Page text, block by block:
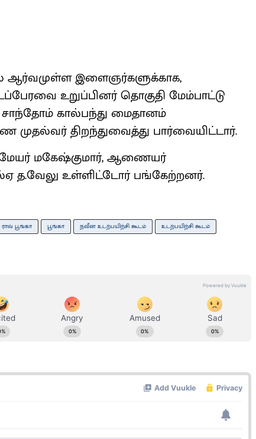
ஆர்வமுள்ள இளைஞர்களுக்காக,
உறுப்பினர் தொகுதி மேம்பாட்டு
சாந்தோம் கால்பந்து மைதானம்
திறந்துவைத்து பார்வையிட்டார்.
மேயர் மகேஷ்குமார், ஆணையர்
த.வேலு உள்ளிட்டோர் பங்கேற்றனர்.
பூங்​கா பூங்​கா நவீன உடற்​ப​யிற்சி கூடம் உடற்​ப​யிற்சி கூடம்